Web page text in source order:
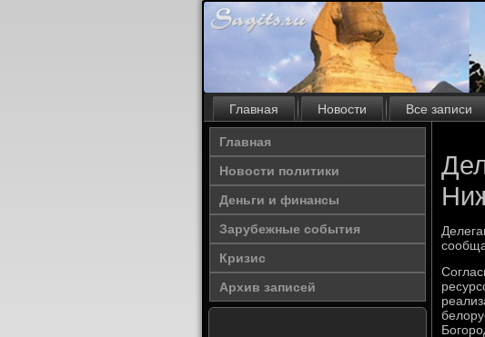
Главная Новости Все записи
Главная
Новости политики
Деньги и финансы
Зарубежные события
Кризис
Архив записей